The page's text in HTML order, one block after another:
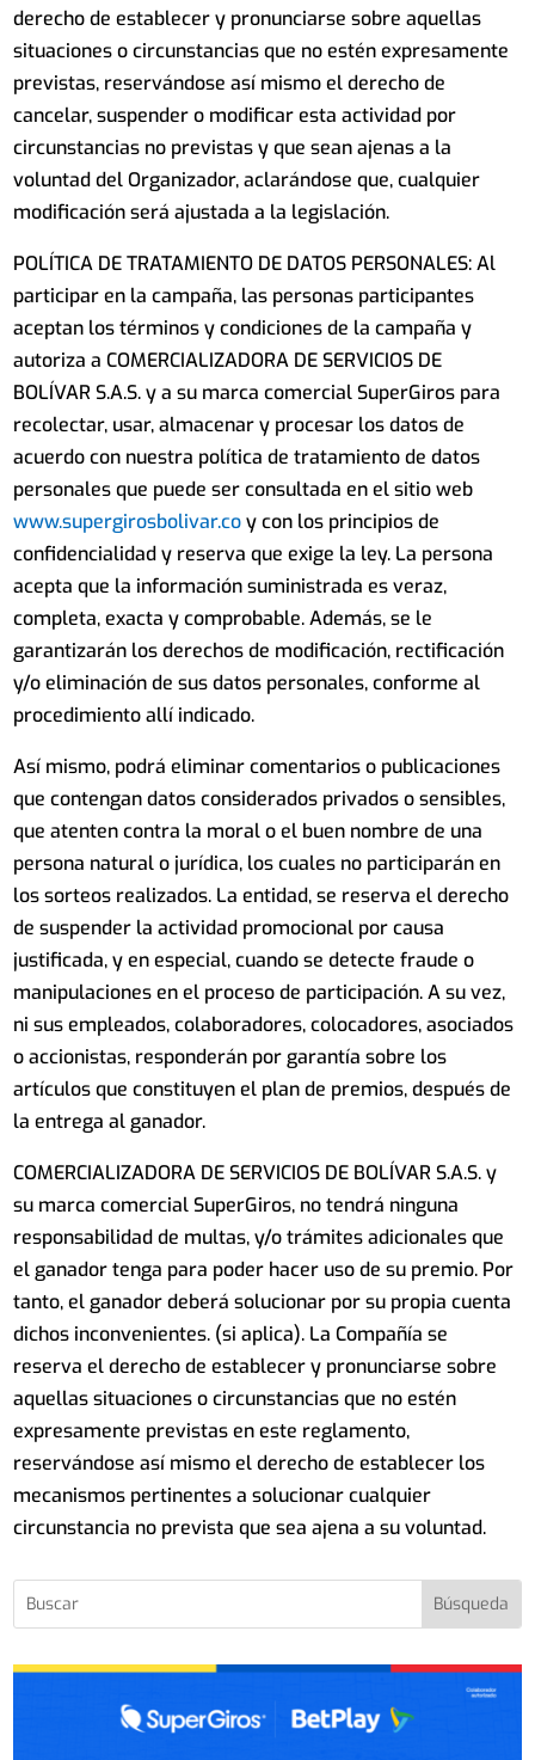
derecho de establecer y pronunciarse sobre aquellas
situaciones o circunstancias que no estén expresamente
previstas, reservándose así mismo el derecho de
cancelar, suspender o modificar esta actividad por
circunstancias no previstas y que sean ajenas a la
voluntad del Organizador, aclarándose que, cualquier
modificación será ajustada a la legislación.
POLÍTICA DE TRATAMIENTO DE DATOS PERSONALES: Al
participar en la campaña, las personas participantes
aceptan los términos y condiciones de la campaña y
autoriza a COMERCIALIZADORA DE SERVICIOS DE
BOLÍVAR S.A.S. y a su marca comercial SuperGiros para
recolectar, usar, almacenar y procesar los datos de
acuerdo con nuestra política de tratamiento de datos
personales que puede ser consultada en el sitio web
www.supergirosbolivar.coy con los principios de
confidencialidad y reserva que exige la ley. La persona
acepta que la información suministrada es veraz,
completa, exacta y comprobable. Además, se le
garantizarán los derechos de modificación, rectificación
y/o eliminación de sus datos personales, conforme al
procedimiento allí indicado.
Así mismo, podrá eliminar comentarios o publicaciones
que contengan datos considerados privados o sensibles,
que atenten contra la moral o el buen nombre de una
persona natural o jurídica, los cuales no participarán en
los sorteos realizados. La entidad, se reserva el derecho
de suspender la actividad promocional por causa
justificada, y en especial, cuando se detecte fraude o
manipulaciones en el proceso de participación. A su vez,
ni sus empleados, colaboradores, colocadores, asociados
o accionistas, responderán por garantía sobre los
artículos que constituyen el plan de premios, después de
la entrega al ganador.
COMERCIALIZADORA DE SERVICIOS DE BOLÍVAR S.A.S. y
su marca comercial SuperGiros, no tendrá ninguna
responsabilidad de multas, y/o trámites adicionales que
el ganador tenga para poder hacer uso de su premio. Por
tanto, el ganador deberá solucionar por su propia cuenta
dichos inconvenientes. (si aplica). La Compañía se
reserva el derecho de establecer y pronunciarse sobre
aquellas situaciones o circunstancias que no estén
expresamente previstas en este reglamento,
reservándose así mismo el derecho de establecer los
mecanismos pertinentes a solucionar cualquier
circunstancia no prevista que sea ajena a su voluntad.